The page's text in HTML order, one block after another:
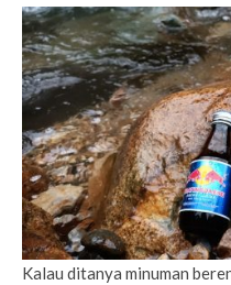
Kalau ditanya minuman